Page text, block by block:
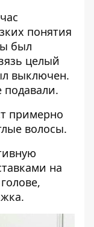
понятия
был
целый
выключен.
примерно
волосы.
на